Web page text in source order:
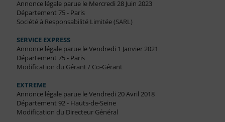
Annonce légale parue le Mercredi 28 Juin 2023
Département 75 - Paris
Société à Responsabilité Limitée (SARL)
SERVICE EXPRESS
Annonce légale parue le Vendredi 1 Janvier 2021
Département 75 - Paris
Modification du Gérant / Co-Gérant
EXTREME
Annonce légale parue le Vendredi 20 Avril 2018
Département 92 - Hauts-de-Seine
Modification du Directeur Général